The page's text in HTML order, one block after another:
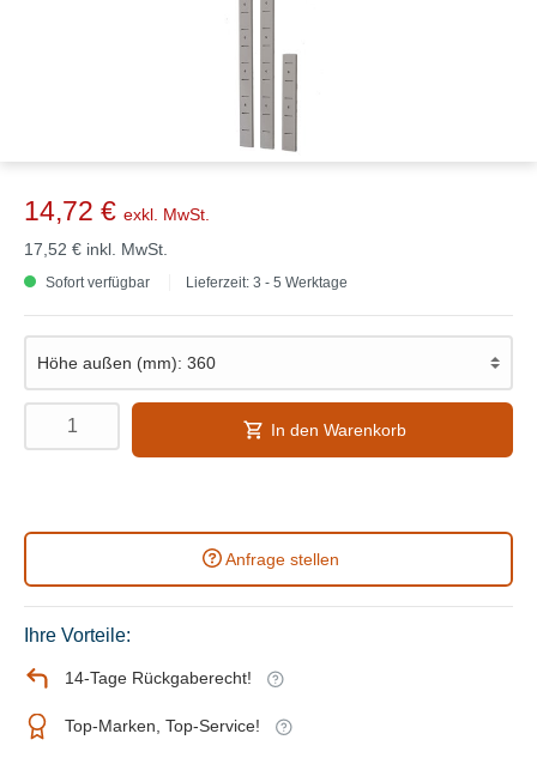
14,72 € exkl. MwSt.
17,52 € inkl. MwSt.
Sofort verfügbar Lieferzeit: 3 - 5 Werktage
In den Warenkorb
Anfrage stellen
Ihre Vorteile:
14-Tage Rückgaberecht!
Top-Marken, Top-Service!